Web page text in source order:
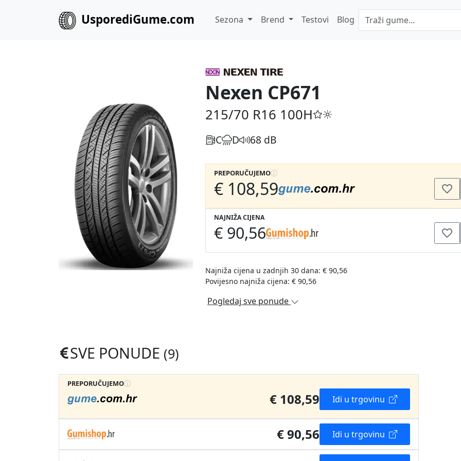
UsporediGume.com Sezona Brend Testovi Blog
Nexen CP671
215/70 R16 100H
C D 68 dB
PREPORUČUJEMO
€ 108,59
NAJNIŽA CIJENA
€ 90,56
Najniža cijena u zadnjih 30 dana: € 90,56
Povijesno najniža cijena: € 90,56
Pogledaj sve ponude
SVE PONUDE (9)
PREPORUČUJEMO
€ 108,59 Idi u trgovinu
€ 90,56 Idi u trgovinu